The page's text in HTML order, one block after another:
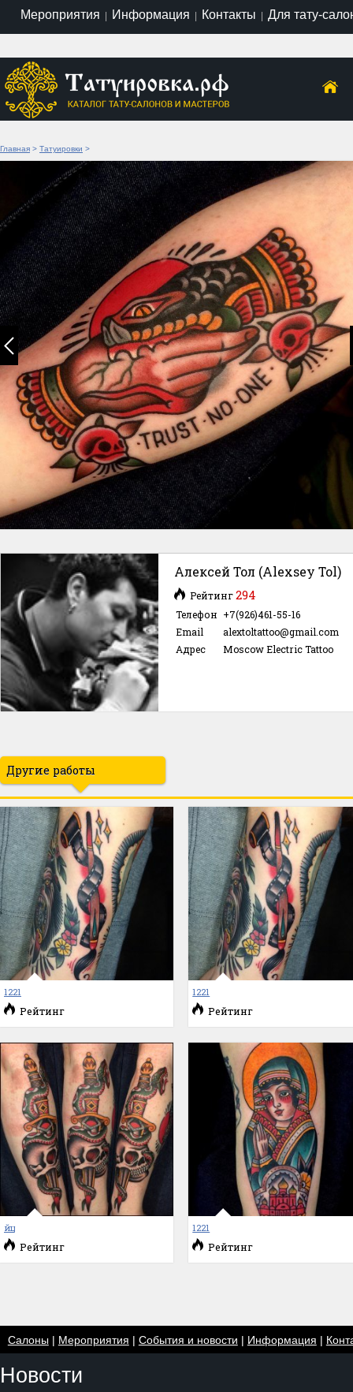
Мероприятия | Информация | Контакты | Для тату-
Главная > Татуировки >
Алексей Тол (Alexsey Tol)
Рейтинг294
Телефон +7(926)461-55-16
Email
alextoltattoo@gmail.com
Адрес
Moscow Electric Tattoo
Другие работы
1221
Рейтинг
1221
Рейтинг
йц
Рейтинг
1221
Рейтинг
Салоны| Мероприятия | События и новости | Информация |
Новости